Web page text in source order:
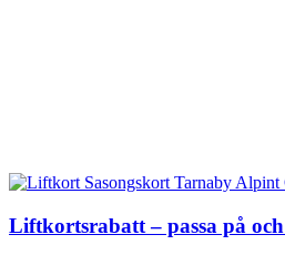
Liftkortsrabatt – passa på